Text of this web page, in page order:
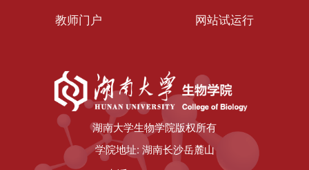
湖南大学生物学院版权所有
学院地址: 湖南长沙岳麓山
教师门户 网站试运行